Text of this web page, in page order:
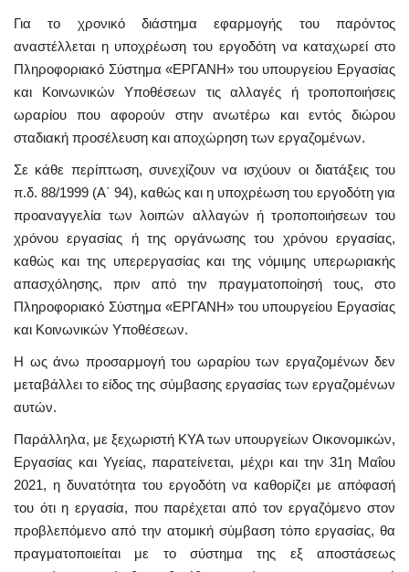
Για το χρονικό διάστημα εφαρμογής του παρόντος
αναστέλλεται η υποχρέωση του εργοδότη να καταχωρεί στο
Πληροφοριακό Σύστημα «ΕΡΓΑΝΗ» του υπουργείου Εργασίας
και Κοινωνικών Υποθέσεων τις αλλαγές ή τροποποιήσεις
ωραρίου που αφορούν στην ανωτέρω και εντός διώρου
σταδιακή προσέλευση και αποχώρηση των εργαζομένων.
Σε κάθε περίπτωση, συνεχίζουν να ισχύουν οι διατάξεις του
π.δ. 88/1999 (Α΄ 94), καθώς και η υποχρέωση του εργοδότη για
προαναγγελία των λοιπών αλλαγών ή τροποποιήσεων του
χρόνου εργασίας ή της οργάνωσης του χρόνου εργασίας,
καθώς και της υπερεργασίας και της νόμιμης υπερωριακής
απασχόλησης, πριν από την πραγματοποίησή τους, στο
Πληροφοριακό Σύστημα «ΕΡΓΑΝΗ» του υπουργείου Εργασίας
και Κοινωνικών Υποθέσεων.
Η ως άνω προσαρμογή του ωραρίου των εργαζομένων δεν
μεταβάλλει το είδος της σύμβασης εργασίας των εργαζομένων
αυτών.
Παράλληλα, με ξεχωριστή ΚΥΑ των υπουργείων Οικονομικών,
Εργασίας και Υγείας, παρατείνεται, μέχρι και την 31η Μαΐου
2021, η δυνατότητα του εργοδότη να καθορίζει με απόφασή
του ότι η εργασία, που παρέχεται από τον εργαζόμενο στον
προβλεπόμενο από την ατομική σύμβαση τόπο εργασίας, θα
πραγματοποιείται με το σύστημα της εξ αποστάσεως